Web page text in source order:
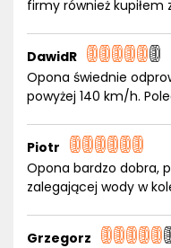
firmy również kupiłem
DawidR
Opona świednie
powyżej 140 km/h.
Piotr
Opona bardzo dobra,
zalegającej wody w
Grzegorz